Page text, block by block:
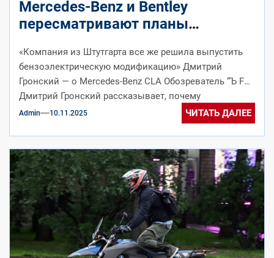
Mercedes-Benz и Bentley
пересматривают планы
«Компания из Штутгарта все же решила выпустить
бензоэлектрическую модификацию» Дмитрий
Гронский — о Mercedes-Benz CLA Обозреватель “Ъ FM”
Дмитрий Гронский рассказывает, почему
автомобильные бренды откладывают...
Admin 10.11.2025 ЧИТАТЬ ДАЛЕЕ